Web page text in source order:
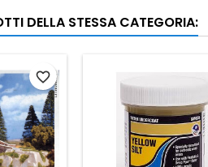
DELLA STESSA CATEGORIA:
favorite_border